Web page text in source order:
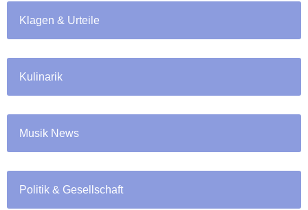
Klagen & Urteile
Kulinarik
Musik News
Politik & Gesellschaft